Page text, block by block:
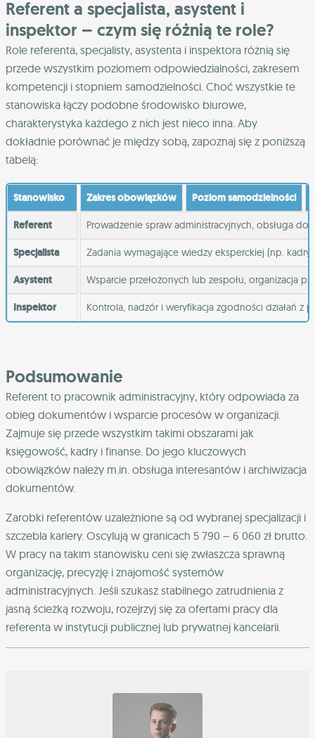
Referent a specjalista, asystent i
inspektor – czym się różnią te role?
Role referenta, specjalisty, asystenta i inspektora różnią się
przede wszystkim poziomem odpowiedzialności, zakresem
kompetencji i stopniem samodzielności. Choć wszystkie te
stanowiska łączy podobne środowisko biurowe,
charakterystyka każdego z nich jest nieco inna. Aby
dokładnie porównać je między sobą, zapoznaj się z poniższą
tabelą:
Stanowisko Zakres obowiązków Poziom samodzielności
Referent Prowadzenie spraw administracyjnych, obsługa
Specjalista Zadania wymagające wiedzy eksperckiej (np.
Asystent Wsparcie przełożonych lub zespołu, organizacja
Inspektor Kontrola, nadzór i weryfikacja zgodności działań z
Podsumowanie
Referent to pracownik administracyjny, który odpowiada za
obieg dokumentów i wsparcie procesów w organizacji.
Zajmuje się przede wszystkim takimi obszarami jak
księgowość, kadry i finanse. Do jego kluczowych
obowiązków należy m.in. obsługa interesantów i archiwizacja
dokumentów.
Zarobki referentów uzależnione są od wybranej specjalizacji i
szczebla kariery. Oscylują w granicach 5 790 – 6 060 zł brutto.
W pracy na takim stanowisku ceni się zwłaszcza sprawną
organizację, precyzję i znajomość systemów
administracyjnych. Jeśli szukasz stabilnego zatrudnienia z
jasną ścieżką rozwoju, rozejrzyj się za ofertami pracy dla
referenta w instytucji publicznej lub prywatnej kancelarii.